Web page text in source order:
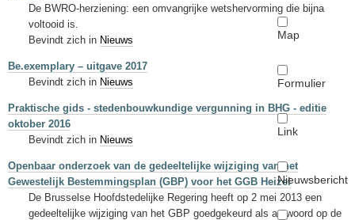
Map
Formulier
Link
Nieuwsbericht
De BWRO-herziening: een omvangrijke wetshervorming die bijna
voltooid is.
Bevindt zich in Nieuws
Be.exemplary – uitgave 2017
Bevindt zich in Nieuws
Praktische gids - stedenbouwkundige vergunning in BHG - editie
oktober 2016
Bevindt zich in Nieuws
Openbaar onderzoek van de gedeeltelijke wijziging van het
Gewestelijk Bestemmingsplan (GBP) voor het GGB Heizel
De Brusselse Hoofdstedelijke Regering heeft op 2 mei 2013 een
gedeeltelijke wijziging van het GBP goedgekeurd als antwoord op de